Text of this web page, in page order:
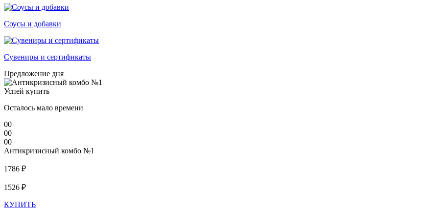
Соусы и добавки
Сувениры и сертификаты
Предложение дня
Успей купить
Осталось мало времени
00
00
00
Антикризисный комбо №1
1786 ₽
1526 ₽
КУПИТЬ